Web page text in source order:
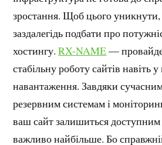
зростання. Щоб цього
заздалегідь подбати про
хостингу.RX-NAME—
стабільну роботу сайтів навіть
навантаження. Завдяки
резервним системам і
ваш сайт залишиться доступним
важливо найбільше. Бо